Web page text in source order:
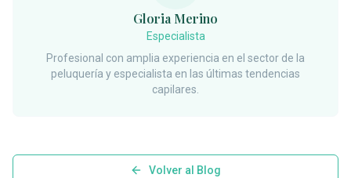
Gloria Merino
Especialista
Profesional con amplia experiencia en el sector de la
peluquería y especialista en las últimas tendencias
capilares.
Volver al Blog